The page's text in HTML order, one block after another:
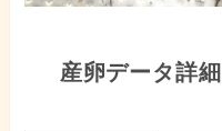
産卵データ詳細